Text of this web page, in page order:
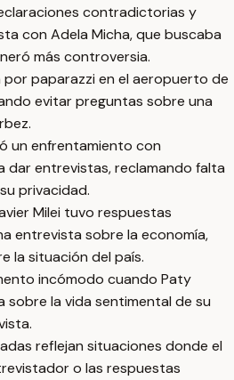
contradictorias y
con Adela Micha, que buscaba
más controversia.
paparazzi en el aeropuerto de
evitar preguntas sobre una
un enfrentamiento con
dar entrevistas, reclamando falta
privacidad.
Milei tuvo respuestas
entrevista sobre la economía,
la situación del país.
incómodo cuando Paty
sobre la vida sentimental de su
reflejan situaciones donde el
o las respuestas